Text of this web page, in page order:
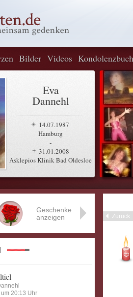
Bilder Videos Kondolenzbuch
Eva
Dannehl
14.07.1987
Hamburg
-
31.01.2008
Asklepios Klinik Bad Oldesloe
Zurück
Geschenke
anzeigen
20:13 Uhr